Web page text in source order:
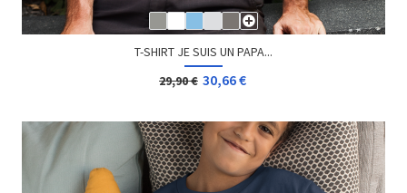
T-SHIRT JE SUIS UN PAPA...
29,90 € 30,66 €